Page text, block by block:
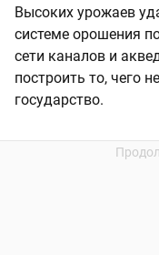
Высоких урожаев
системе орошения
сети каналов и
построить то, чего
государство.